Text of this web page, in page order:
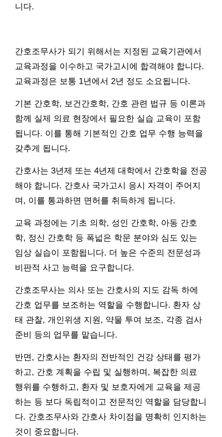
니다.
간호조무사가 되기 위해서는 지정된 교육기관에서
교육과정을 이수하고 국가고시에 합격해야 합니다.
교육과정은 보통 1년에서 2년 정도 소요됩니다.
기본 간호학, 보건간호학, 간호 관련 법규 등 이론과
함께 실제 의료 현장에서 필요한 실습 교육이 포함
됩니다. 이를 통해 기본적인 간호 업무 수행 능력을
갖추게 됩니다.
간호사는 3년제 또는 4년제 대학에서 간호학을 전공
해야 합니다. 간호사 국가고시 응시 자격이 주어지
며, 이를 통과하면 면허를 취득하게 됩니다.
교육 과정에는 기초 의학, 성인 간호학, 아동 간호
학, 정신 간호학 등 폭넓은 학문 분야와 심도 있는
임상 실습이 포함됩니다. 더 높은 수준의 전문성과
비판적 사고 능력을 요구합니다.
간호조무사는 의사 또는 간호사의 지도 감독 하에
간호 업무를 보조하는 역할을 수행합니다. 환자 상
태 관찰, 개인위생 지원, 약물 투여 보조, 각종 검사
준비 등의 업무를 맡습니다.
반면, 간호사는 환자의 전반적인 건강 상태를 평가
하고, 간호 계획을 수립 및 실행하며, 복잡한 의료
행위를 수행하고, 환자 및 보호자에게 교육을 제공
하는 등 보다 독립적이고 전문적인 역할을 담당합니
다. 간호조무사와 간호사 차이점을 명확히 인지하는
것이 중요합니다.